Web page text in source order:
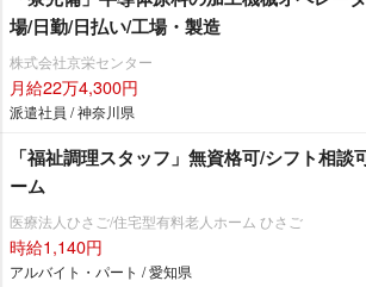
場/日勤/日払い/工場・製造
株式会社京栄センター
月給22万4,300円
派遣社員 / 神奈川県
「福祉調理スタッフ」無資格可/シフト相談
ーム
医療法人ひさご/住宅型有料老人ホーム ひさご
時給1,140円
アルバイト・パート / 愛知県